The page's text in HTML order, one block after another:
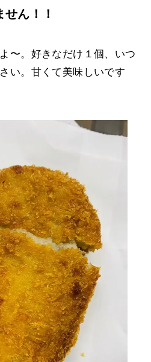
ん！！
〜。好きなだけ１個、いつ
い。甘くて美味しいです